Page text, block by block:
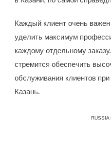
Каждый клиент очень
уделить максимум
каждому отдельному
стремится обеспечить
обслуживания клиентов
Казань.
RUSSIA